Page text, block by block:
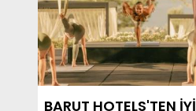
BARUT HOTELS'TEN İYİ